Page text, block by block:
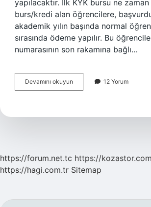
yapılacaktır. İlk KYK bursu ne
burs/kredi alan öğrencilere,
akademik yılın başında normal
sırasında ödeme yapılır. Bu
numarasının son rakamına bağlı…
Devamını okuyun
2024
Bursu
12 Yorum
https://forum.net.tc https://
https://hagi.com.tr Sitemap